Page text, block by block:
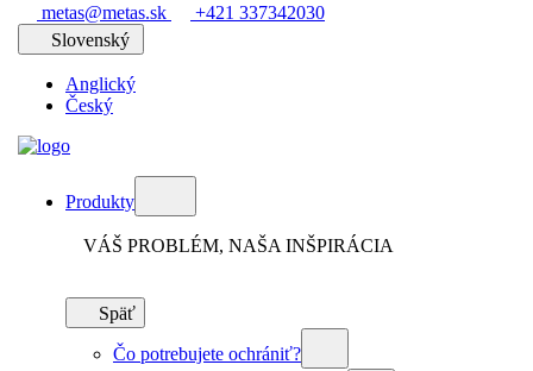
metas@metas.sk
+421 337342030
Slovenský
Anglický
Český
Produkty
VÁŠ PROBLÉM, NAŠA INŠPIRÁCIA
Späť
Čo potrebujete ochrániť?